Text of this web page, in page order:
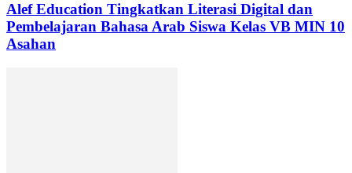
Alef Education Tingkatkan Literasi Digital dan
Pembelajaran Bahasa Arab Siswa Kelas VB MIN 10
Asahan